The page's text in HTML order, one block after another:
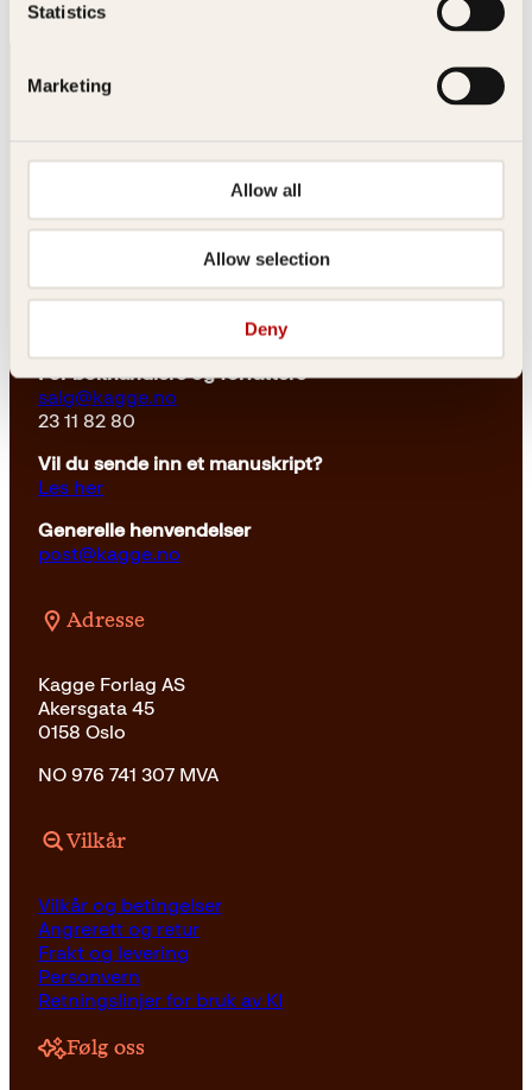
Statistics
Marketing
Allow all
Allow selection
Deny
Kontakt oss
Kundeservice nettbutikk
kundeservice@kagge.no
For bokhandlere og forfattere
salg@kagge.no
23 11 82 80
Vil du sende inn et manuskript?
Les her
Generelle henvendelser
post@kagge.no
Adresse
Kagge Forlag AS
Akersgata 45
0158 Oslo
NO 976 741 307 MVA
Vilkår
Vilkår og betingelser
Angrerett og retur
Frakt og levering
Personvern
Retningslinjer for bruk av KI
Følg oss